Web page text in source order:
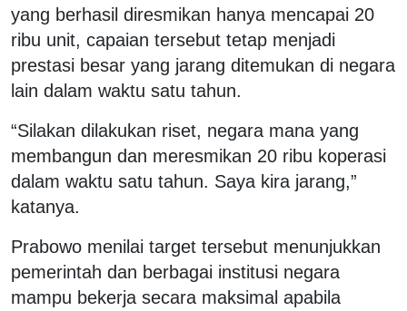
yang berhasil diresmikan hanya mencapai 20
ribu unit, capaian tersebut tetap menjadi
prestasi besar yang jarang ditemukan di negara
lain dalam waktu satu tahun.
“Silakan dilakukan riset, negara mana yang
membangun dan meresmikan 20 ribu koperasi
dalam waktu satu tahun. Saya kira jarang,”
katanya.
Prabowo menilai target tersebut menunjukkan
pemerintah dan berbagai institusi negara
mampu bekerja secara maksimal apabila